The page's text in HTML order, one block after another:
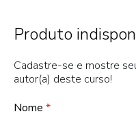
Produto
Cadastre-se e mostre
autor(a) deste curso!
Nome *